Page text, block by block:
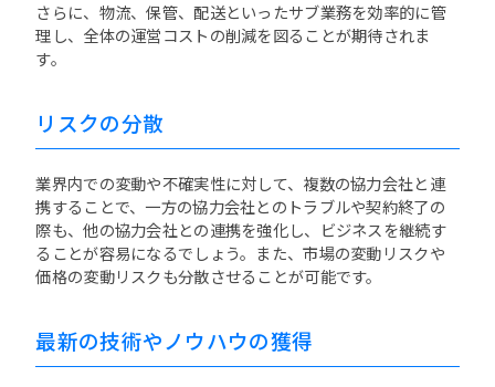
さらに、物流、保管、配送といったサブ業務を効率的に管
理し、全体の運営コストの削減を図ることが期待されま
す。
リスクの分散
業界内での変動や不確実性に対して、複数の協力会社と連
携することで、一方の協力会社とのトラブルや契約終了の
際も、他の協力会社との連携を強化し、ビジネスを継続す
ることが容易になるでしょう。また、市場の変動リスクや
価格の変動リスクも分散させることが可能です。
最新の技術やノウハウの獲得